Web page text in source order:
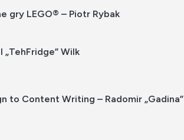
gry LEGO® – Piotr Rybak
„TehFridge” Wilk
to Content Writing – Radomir „Gadina”